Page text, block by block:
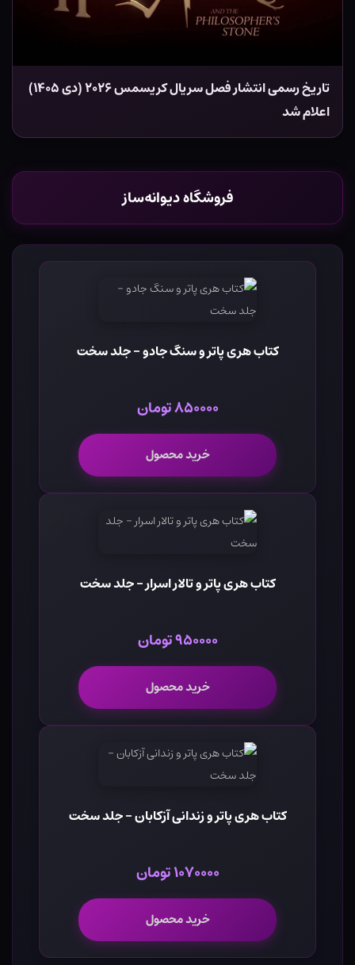
تاریخ رسمی انتشار فصل سریال کریسمس ۲۰۲۶ (دی ۱۴۰۵)
اعلام شد
فروشگاه دیوانه‌ساز
کتاب هری پاتر و سنگ جادو - جلد سخت
۸۵۰۰۰۰ تومان
خرید محصول
کتاب هری پاتر و تالار اسرار - جلد سخت
۹۵۰۰۰۰ تومان
خرید محصول
کتاب هری پاتر و زندانی آزکابان - جلد سخت
۱۰۷۰۰۰۰ تومان
خرید محصول